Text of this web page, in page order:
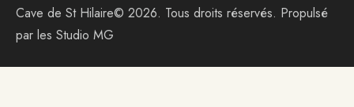
Cave de St Hilaire© 2026. Tous droits réservés. Propulsé
par les Studio MG